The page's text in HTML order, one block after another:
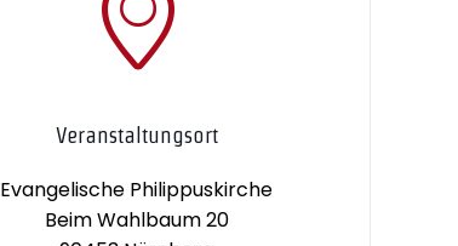
Veranstaltungsort
Evangelische Philippuskirche
Beim Wahlbaum 20